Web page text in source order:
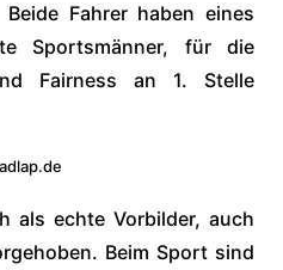
Fahrer haben eines
Sportsmänner, für die
Fairness an 1. Stelle
als echte Vorbilder, auch
Beim Sport sind